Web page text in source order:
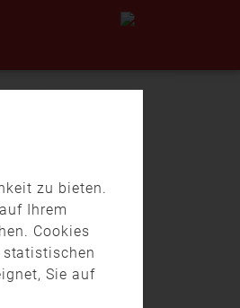
zu bieten.
Ihrem
Cookies
statistischen
Sie auf